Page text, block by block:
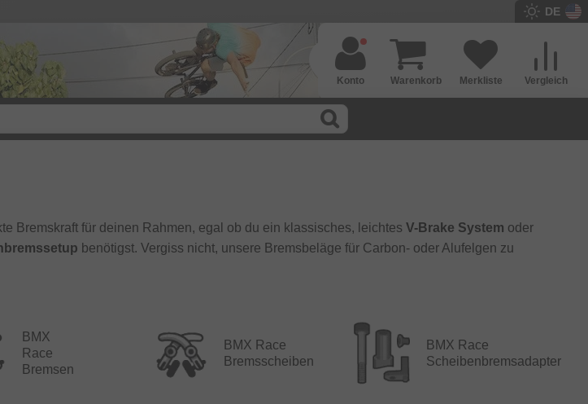
DE
Vergleich
Merkliste
Warenkorb
Konto
Bremskraft für deinen Rahmen, egal ob du ein klassisches, leichtes V-Brake System oder
benötigst. Vergiss nicht, unsere Bremsbeläge für Carbon- oder Alufelgen zu
BMX
Race
Bremsen
BMX Race
Bremsscheiben
BMX Race
Scheibenbremsadapter